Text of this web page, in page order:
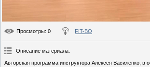
Просмотры: 0 FIT-BO
Описание материала:
Авторская программа инструктора Алексея Василенко,